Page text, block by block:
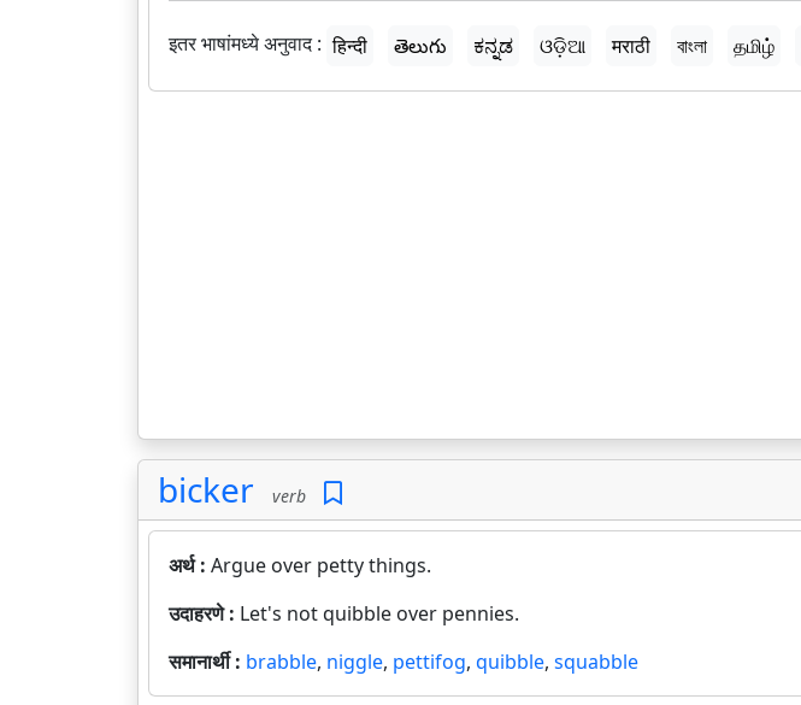
इतर भाषांमध्ये अनुवाद : हिन्दी తెలుగు ಕನ್ನಡ ଓଡ଼ିଆ मराठी বাংলা தமிழ்
bicker verb
अर्थ : Argue over petty things.
उदाहरणे : Let's not quibble over pennies.
समानार्थी : brabble, niggle, pettifog, quibble, squabble